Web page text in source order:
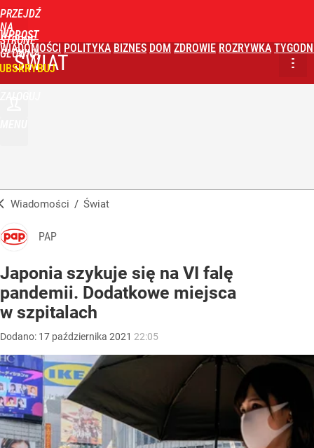
PRZEJDŹ
NA
STRONĘ
GŁÓWNĄ
WPROST
WIADOMOŚCI POLITYKA BIZNES DOM ZDROWIE ROZRYWKA
ŚWIAT
Wiadomości / Świat
PAP
Japonia szykuje się na VI falę
pandemii. Dodatkowe miejsca
w szpitalach
Dodano: 17 października 2021 22:05